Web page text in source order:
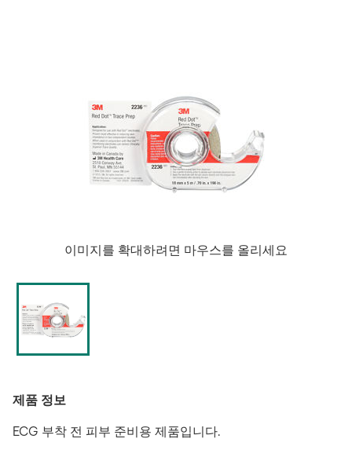
이미지를 확대하려면 마우스를 올리세요
제품 정보
ECG 부착 전 피부 준비용 제품입니다.